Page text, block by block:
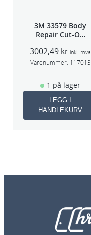
3M 33579 Body
Repair Cut-Off
75mm
3002,49 kr inkl. mva
Varenummer: 117013
1 på lager
LEGG I
HANDLEKURV